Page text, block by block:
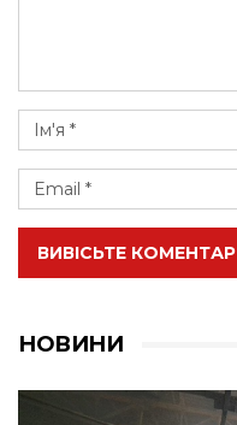
ВИВІСЬТЕ КОМЕНТАР
НОВИНИ